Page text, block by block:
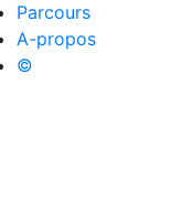
Parcours
A-propos
©